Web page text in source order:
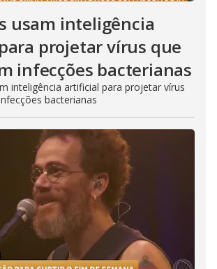
usam inteligência
projetar vírus que
infecções bacterianas
inteligência artificial para projetar vírus
bacterianas